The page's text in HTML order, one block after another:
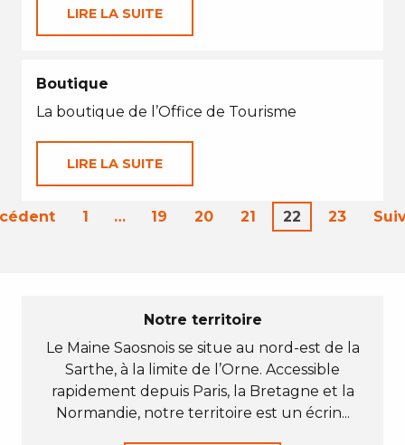
LIRE LA SUITE
Boutique
La boutique de l’Office de Tourisme
LIRE LA SUITE
1 … 19 20 21 22 23
Notre territoire
Le Maine Saosnois se situe au nord-est de la
Sarthe, à la limite de l’Orne. Accessible
rapidement depuis Paris, la Bretagne et la
Normandie, notre territoire est un écrin...